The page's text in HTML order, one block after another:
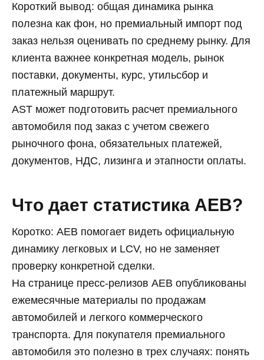
Короткий вывод: общая динамика рынка
полезна как фон, но премиальный импорт под
заказ нельзя оценивать по среднему рынку. Для
клиента важнее конкретная модель, рынок
поставки, документы, курс, утильсбор и
платежный маршрут.
AST может подготовить расчет премиального
автомобиля под заказ с учетом свежего
рыночного фона, обязательных платежей,
документов, НДС, лизинга и этапности оплаты.
Что дает статистика AEB?
Коротко: AEB помогает видеть официальную
динамику легковых и LCV, но не заменяет
проверку конкретной сделки.
На странице пресс-релизов AEB опубликованы
ежемесячные материалы по продажам
автомобилей и легкого коммерческого
транспорта. Для покупателя премиального
автомобиля это полезно в трех случаях: понять